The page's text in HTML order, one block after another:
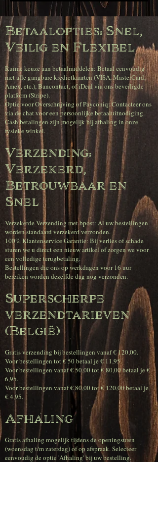
Betaalopties: Snel,
Veilig en Flexibel
Ruime keuze aan betaalmiddelen: Betaal eenvoudig
met alle gangbare kredietkaarten (VISA, MasterCard,
Amex, etc.), Bancontact, of iDeal via ons beveiligde
platform (Stripe).
Optie voor Overschrijving of Payconiq: Contacteer ons
via de chat voor een persoonlijke betaaluitnodiging.
Cash betalingen zijn mogelijk bij afhaling in onze
fysieke winkel.
Verzending:
Verzekerd,
Betrouwbaar en
Snel
Verzekerde Verzending met bpost: Al uw bestellingen
worden standaard verzekerd verzonden.
100% Klantenservice Garantie: Bij verlies of schade
sturen we u direct een nieuw artikel of zorgen we voor
een volledige terugbetaling.
Bestellingen die ons op werkdagen voor 16 uur
bereiken worden dezelfde dag nog verzonden.
Superscherpe
verzendtarieven
(België)
Gratis verzending bij bestellingen vanaf € 120,00.
Voor bestellingen tot € 50 betaal je € 11,95.
Voor bestellingen vanaf € 50,00 tot € 80,00 betaal je €
6,95.
Voor bestellingen vanaf € 80,00 tot € 120,00 betaal je
€ 4,95.
Afhaling
Gratis afhaling mogelijk tijdens de openingsuren
(woensdag t/m zaterdag) of op afspraak. Selecteer
eenvoudig de optie 'Afhaling' bij uw bestelling.